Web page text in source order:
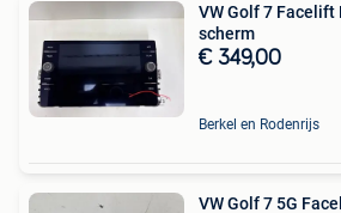
VW Golf 7
scherm
€ 349,00
Berkel en Rodenrijs
VW Golf 7 5G